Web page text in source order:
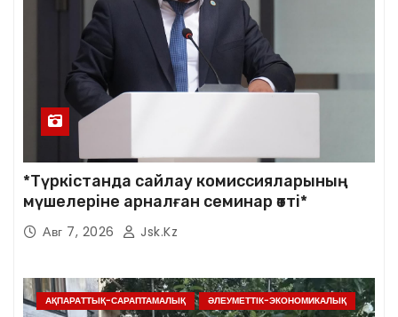
*Түркістанда сайлау комиссияларының
мүшелеріне арналған семинар өтті*
Авг 7, 2026 Jsk.kz
АҚПАРАТТЫҚ-САРАПТАМАЛЫҚ ӘЛЕУМЕТТІК-ЭКОНОМИКАЛЫҚ